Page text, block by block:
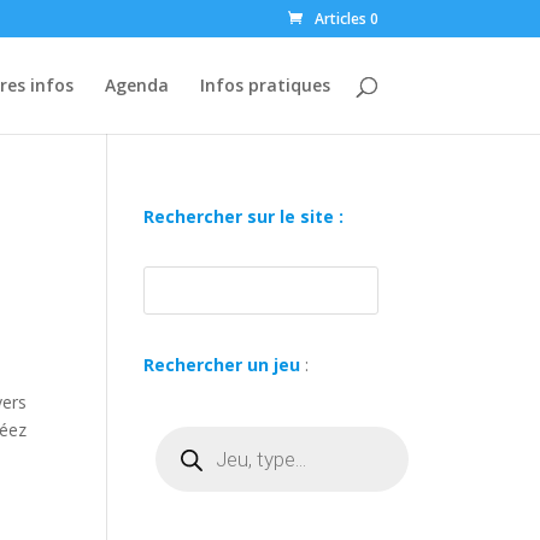
Articles 0
infos Agenda Infos pratiques
Rechercher sur le site :
Rechercher un jeu :
produits